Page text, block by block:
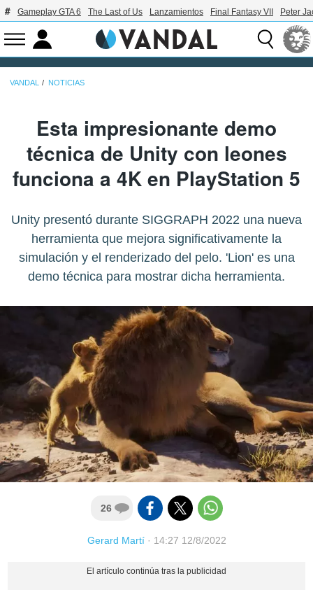
Gameplay GTA 6 The Last of Us Lanzamientos Final Fantasy VII Peter
VANDAL NOTICIAS
Esta impresionante demo
técnica de Unity con leones
funciona a 4K en PlayStation 5
Unity presentó durante SIGGRAPH 2022 una nueva
herramienta que mejora significativamente la
simulación y el renderizado del pelo. 'Lion' es una
demo técnica para mostrar dicha herramienta.
26
Gerard Martí· 14:27 12/8/2022